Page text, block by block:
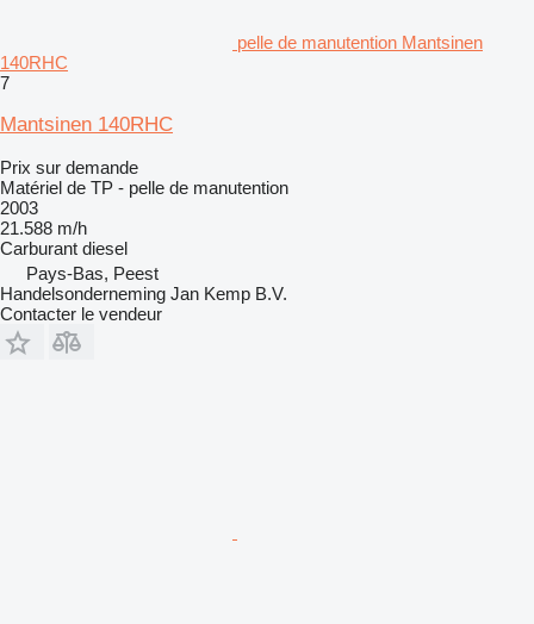
pelle de manutention Mantsinen
140RHC
7
Mantsinen 140RHC
Prix sur demande
Matériel de TP - pelle de manutention
2003
21.588 m/h
Carburant diesel
Pays-Bas, Peest
Handelsonderneming Jan Kemp B.V.
Contacter le vendeur